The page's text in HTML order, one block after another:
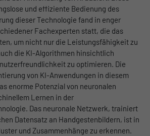
und effiziente Bedienung des
dieser Technologie fand in enger
Fachexperten statt, die das
um nicht nur die Leistungsfähigkeit zu
die KI-Algorithmen hinsichtlich
zu optimieren. Die
von KI-Anwendungen in diesem
enorme Potenzial von neuronalen
Lernen in der
Das neuronale Netzwerk, trainiert
Datensatz an Handgestenbildern, ist in
und Zusammenhänge zu erkennen.